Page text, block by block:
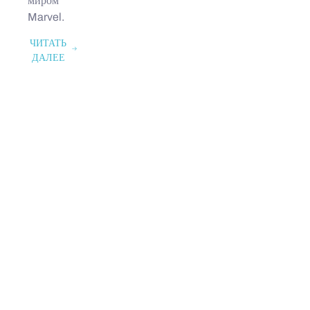
Marvel.
ЧИТАТЬ
ДАЛЕЕ